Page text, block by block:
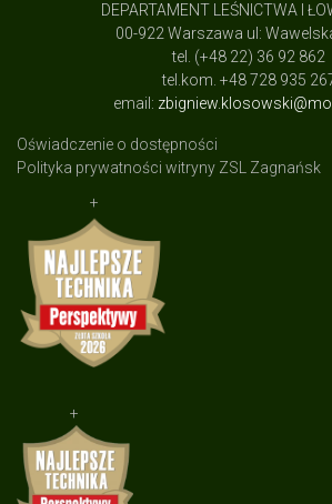
DEPARTAMENT LEŚNICTWA I
00-922 Warszawa ul:
tel. (+48 22) 36 92 862
tel.kom. +48 728 935
email:
Oświadczenie o dostępności
Polityka prywatności witryny ZSL Zagnańsk
+
+